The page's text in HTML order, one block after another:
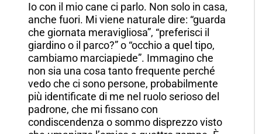
Io con il mio cane ci parlo. Non solo in casa,
anche fuori. Mi viene naturale dire: “guarda
che giornata meravigliosa”, “preferisci il
giardino o il parco?” o “occhio a quel tipo,
cambiamo marciapiede”. Immagino che
non sia una cosa tanto frequente perché
vedo che ci sono persone, probabilmente
più identificate di me nel ruolo serioso del
padrone, che mi fissano con
condiscendenza o sommo disprezzo visto